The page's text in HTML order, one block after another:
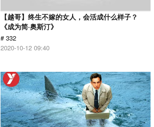
【越哥】终生不嫁的女人，会活成什么样子？
《成为简·奥斯汀》
# 332
2020-10-12 09:40